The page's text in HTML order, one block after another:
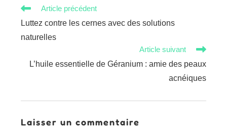
Read
articles
Article précédent
Luttez contre les cernes avec des solutions
naturelles
Article suivant
L’huile essentielle de Géranium : amie des peaux
acnéiques
Laisser un commentaire